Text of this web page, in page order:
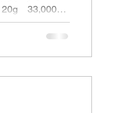
20g 33,000円
種の最先端美
っくら持ち